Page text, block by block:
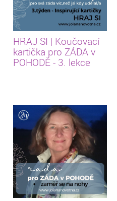
HRAJ SI | Koučovací
kartička pro ZÁDA v
POHODĚ - 3. lekce